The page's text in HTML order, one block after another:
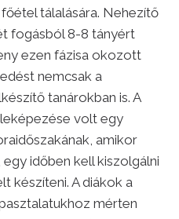
tálalására. Nehezítő
fogásból 8-8 tányért
ezen fázisa okozott
nemcsak a
tanárokban is. A
volt egy
amikor
időben kell kiszolgálni
készíteni. A diákok a
mérten